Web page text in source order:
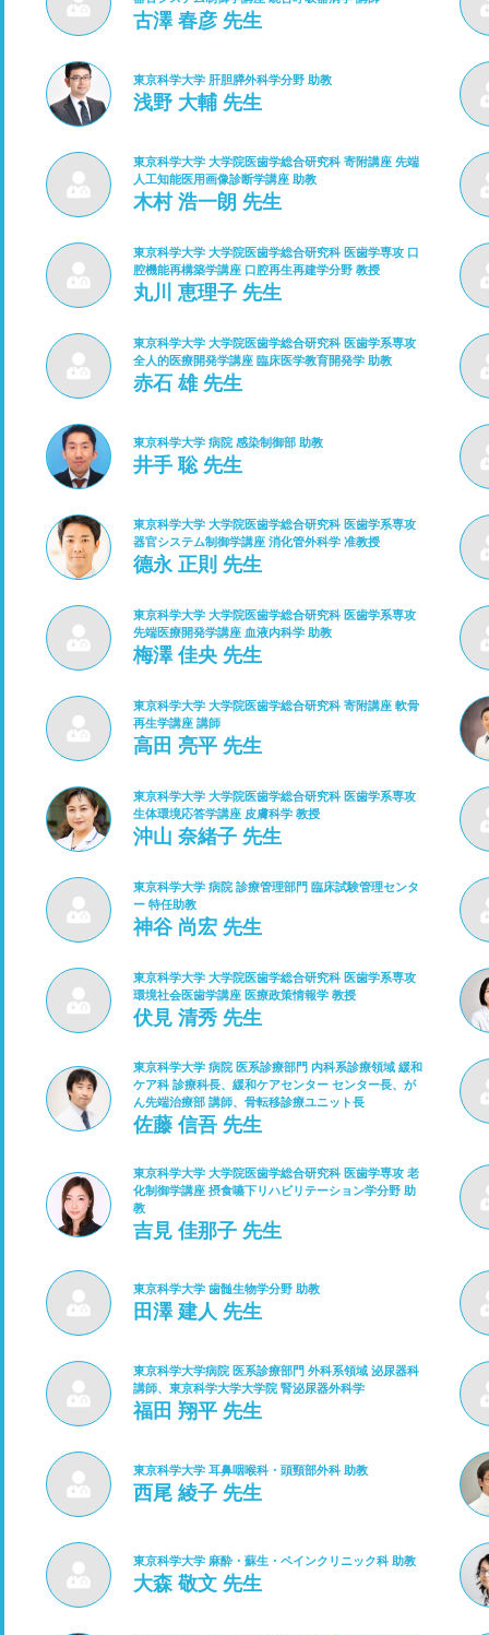
古澤 春彦 先生
東京科学大学 肝胆膵外科学分野 助教
浅野 大輔 先生
東京科学大学 大学院医歯学総合研究科 寄附講座 先端
人工知能医用画像診断学講座 助教
木村 浩一朗 先生
東京科学大学 大学院医歯学総合研究科 医歯学専攻 口
腔機能再構築学講座 口腔再生再建学分野 教授
丸川 恵理子 先生
東京科学大学 大学院医歯学総合研究科 医歯学系専攻
全人的医療開発学講座 臨床医学教育開発学 助教
赤石 雄 先生
東京科学大学 病院 感染制御部 助教
井手 聡 先生
東京科学大学 大学院医歯学総合研究科 医歯学系専攻
器官システム制御学講座 消化管外科学 准教授
德永 正則 先生
東京科学大学 大学院医歯学総合研究科 医歯学系専攻
先端医療開発学講座 血液内科学 助教
梅澤 佳央 先生
東京科学大学 大学院医歯学総合研究科 寄附講座 軟骨
再生学講座 講師
高田 亮平 先生
東京科学大学 大学院医歯学総合研究科 医歯学系専攻
生体環境応答学講座 皮膚科学 教授
沖山 奈緒子 先生
東京科学大学 病院 診療管理部門 臨床試験管理センタ
ー 特任助教
神谷 尚宏 先生
東京科学大学 大学院医歯学総合研究科 医歯学系専攻
環境社会医歯学講座 医療政策情報学 教授
伏見 清秀 先生
東京科学大学 病院 医系診療部門 内科系診療領域 緩和
ケア科 診療科長、緩和ケアセンター センター長、が
ん先端治療部 講師、骨転移診療ユニット長
佐藤 信吾 先生
東京科学大学 大学院医歯学総合研究科 医歯学専攻 老
化制御学講座 摂食嚥下リハビリテーション学分野 助
教
吉見 佳那子 先生
東京科学大学 歯髄生物学分野 助教
田澤 建人 先生
東京科学大学病院 医系診療部門 外科系領域 泌尿器科
講師、東京科学大学大学院 腎泌尿器外科学
福田 翔平 先生
東京科学大学 耳鼻咽喉科・頭頸部外科 助教
西尾 綾子 先生
東京科学大学 麻酔・蘇生・ペインクリニック科 助教
大森 敬文 先生